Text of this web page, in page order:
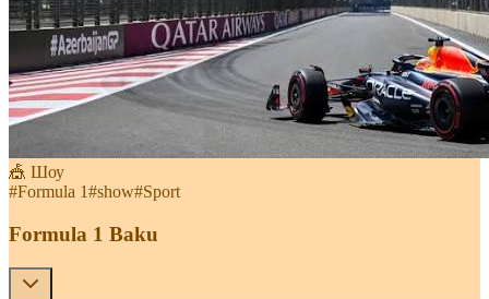
🎪 Шоу
#Formula 1#show#Sport
Formula 1 Baku